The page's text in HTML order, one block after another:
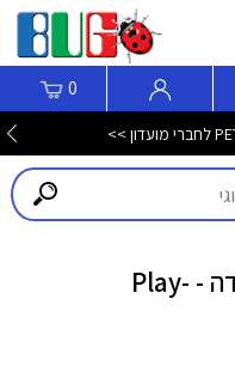
0
בצק פליידו מיני פליי סט גלידה - Play-